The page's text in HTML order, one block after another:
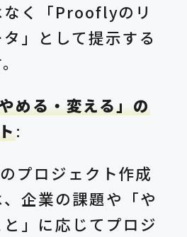
なく「Prooflyのリ
」として提示する
める・変える」の
:
プロジェクト作成
企業の課題や「や
と」に応じてプロジ